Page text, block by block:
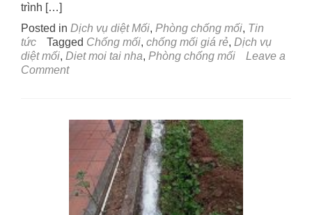
trình […]
Posted in Dịch vụ diệt Mối, Phòng chống mối, Tin
tức
Tagged Chống mối, chống mối giá rẻ, Dịch vụ
diệt mối, Diet moi tai nha, Phòng chống mối
Leave a
Commenton
Trình
Hồ
–
Hà